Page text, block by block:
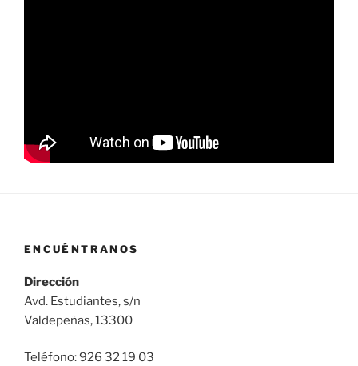
ENCUÉNTRANOS
Dirección
Avd. Estudiantes, s/n
Valdepeñas, 13300
Teléfono: 926 32 19 03